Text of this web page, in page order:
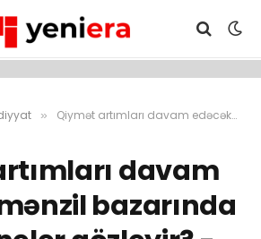
» Qiymət artımları davam edəcək: mənzil bazarında bu il bizi nələr gözləyir? – AÇIQLAMA
davam
bazarında